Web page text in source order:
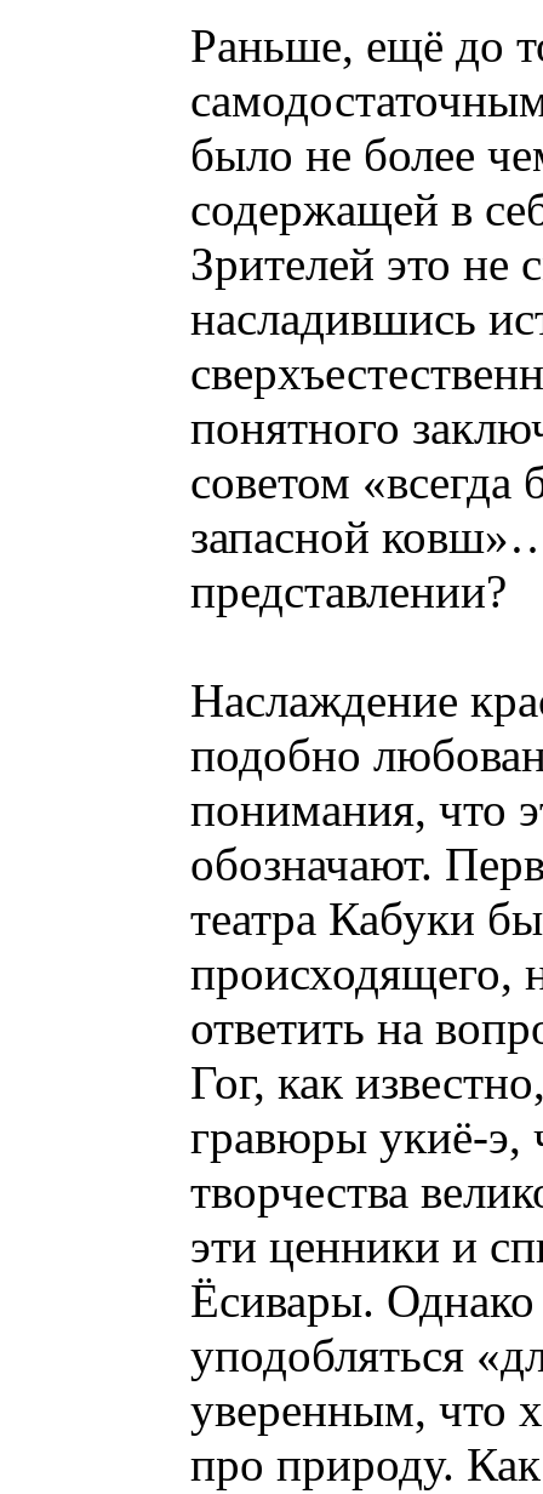
Раньше, ещё до
было не более
содержащей в
Зрителей это не
насладившись
понятного
советом «всегда
запасной
представлении?
Наслаждение
подобно
понимания, что
обозначают.
театра Кабуки
происходящего,
ответить на
Гог, как
гравюры укиё-э,
творчества
эти ценники и
Ёсивары. Однако
уподобляться
уверенным, что
про природу.